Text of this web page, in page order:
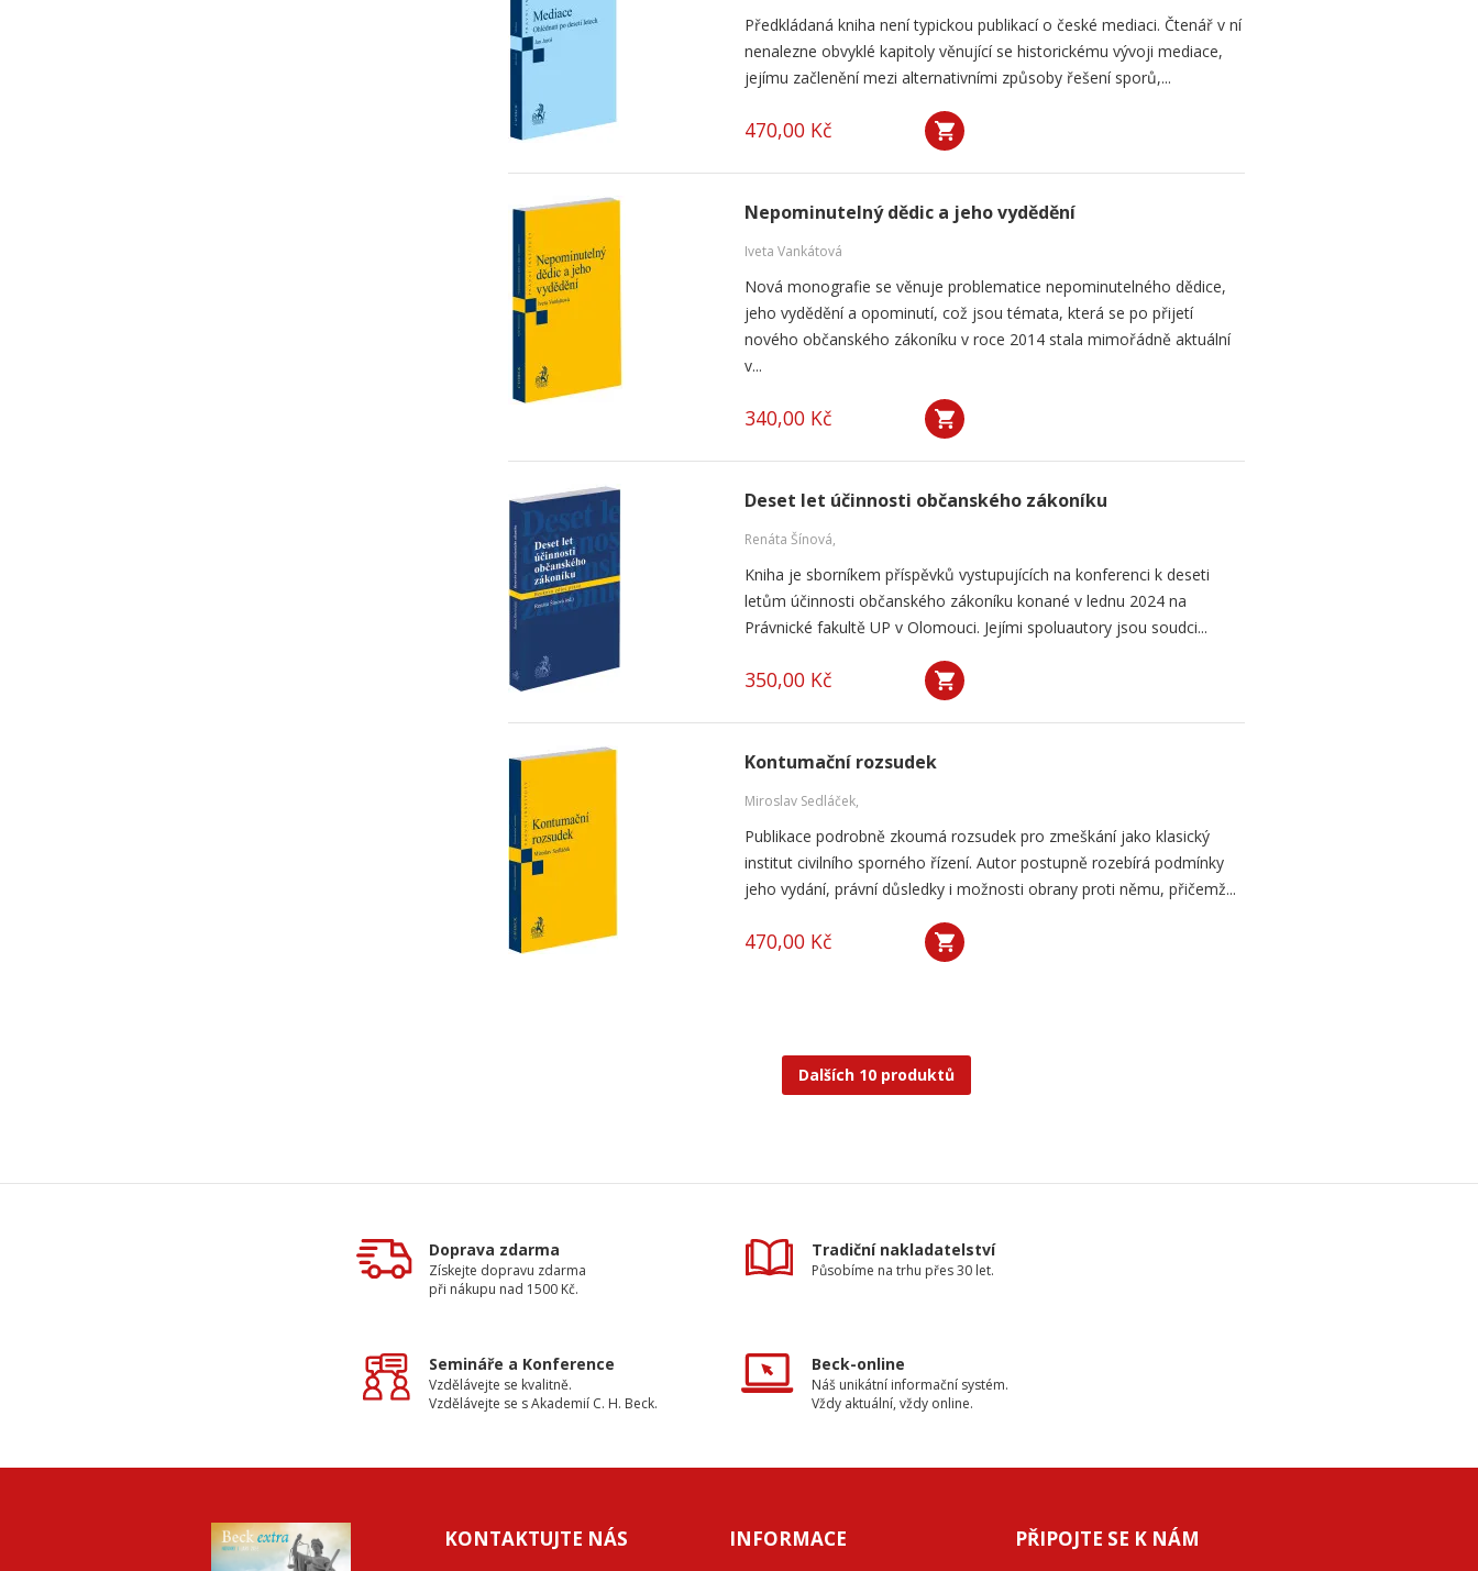
Předkládaná kniha není typickou publikací o české mediaci. Čtenář v ní
nenalezne obvyklé kapitoly věnující se historickému vývoji mediace,
jejímu začlenění mezi alternativními způsoby řešení sporů,...
470,00 Kč
Nepominutelný dědic a jeho vydědění
Iveta Vankátová
Nová monografie se věnuje problematice nepominutelného dědice,
jeho vydědění a opominutí, což jsou témata, která se po přijetí
nového občanského zákoníku v roce 2014 stala mimořádně aktuální
v...
340,00 Kč
Deset let účinnosti občanského zákoníku
Renáta Šínová,
Kniha je sborníkem příspěvků vystupujících na konferenci k deseti
letům účinnosti občanského zákoníku konané v lednu 2024 na
Právnické fakultě UP v Olomouci. Jejími spoluautory jsou soudci...
350,00 Kč
Kontumační rozsudek
Miroslav Sedláček,
Publikace podrobně zkoumá rozsudek pro zmeškání jako klasický
institut civilního sporného řízení. Autor postupně rozebírá podmínky
jeho vydání, právní důsledky i možnosti obrany proti němu, přičemž...
470,00 Kč
Dalších 10 produktů
Doprava zdarma
Získejte dopravu zdarma
při nákupu nad 1500 Kč.
Tradiční nakladatelství
Působíme na trhu přes 30 let.
Semináře a Konference
Vzdělávejte se kvalitně.
Vzdělávejte se s Akademií C. H. Beck.
Beck-online
Náš unikátní informační systém.
Vždy aktuální, vždy online.
KONTAKTUJTE NÁS INFORMACE PŘIPOJTE SE K NÁM